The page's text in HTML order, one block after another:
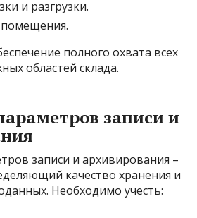
и разгрузки.
полного охвата всех
областей склада.
записи и
записи и архивирования –
качество хранения и
Необходимо учесть: